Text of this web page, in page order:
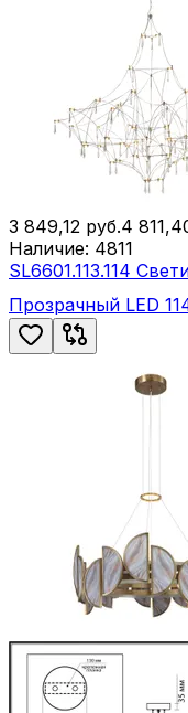
3 849,12 руб.4
Наличие: 4811
SL6601.113.114
Прозрачный LED